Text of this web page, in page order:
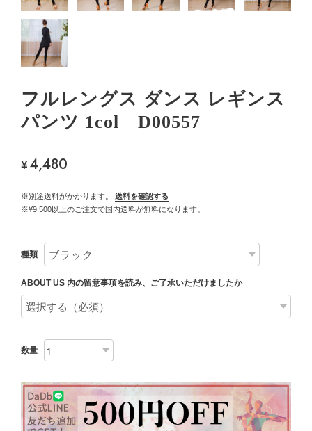
フルレングス ダンス レギンス
パンツ 1col D00557
¥4,480
※別途送料がかかります。
送料を確認する
※¥9,500以上のご注文で国内送料が無料になります。
種類
ABOUT US 内の留意事項を読み、ご了承いただけましたか
数量